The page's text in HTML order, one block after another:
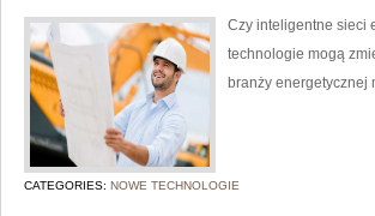
Czy inteligentne sieci
technologie mogą
branży energetycznej
CATEGORIES: NOWE TECHNOLOGIE